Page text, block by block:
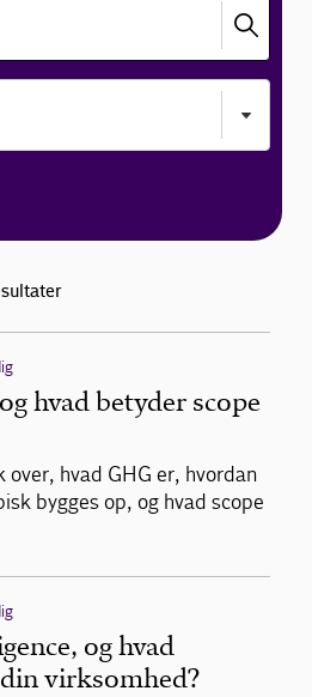
hvad betyder scope
over, hvad GHG er, hvordan
bygges op, og hvad scope
og hvad
virksomhed?